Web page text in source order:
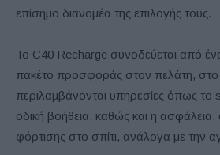
επίσημο διανομέα της επιλογής τους.
Το C40 Recharge συνοδεύεται από
πακέτο προσφοράς στον πελάτη, στο
περιλαμβάνονται υπηρεσίες όπως το
οδική βοήθεια, καθώς και η ασφάλεια,
φόρτισης στο σπίτι, ανάλογα με την